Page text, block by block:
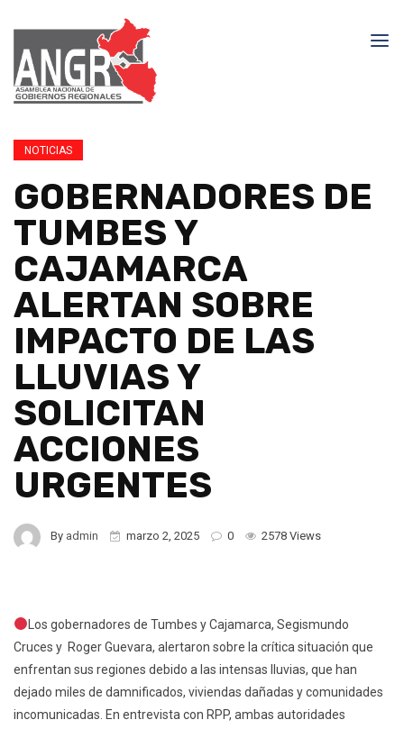
NOTICIAS
GOBERNADORES DE
TUMBES Y
CAJAMARCA
ALERTAN SOBRE
IMPACTO DE LAS
LLUVIAS Y
SOLICITAN
ACCIONES
URGENTES
By admin marzo 2, 2025 0 2578 Views
Los gobernadores de Tumbes y Cajamarca, Segismundo
Cruces y Roger Guevara, alertaron sobre la crítica situación que
enfrentan sus regiones debido a las intensas lluvias, que han
dejado miles de damnificados, viviendas dañadas y comunidades
incomunicadas. En entrevista con RPP, ambas autoridades